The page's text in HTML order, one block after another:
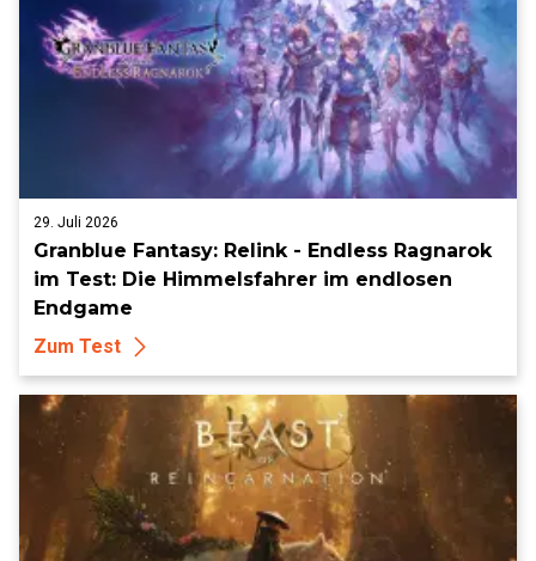
29. Juli 2026
Granblue Fantasy: Relink - Endless Ragnarok
im Test: Die Himmelsfahrer im endlosen
Endgame
Zum Test